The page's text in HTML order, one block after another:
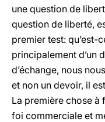
une question de
question de liberté,
premier test: qu’est-
principalement d’un
d’échange, nous
et non un devoir, il
La première chose à
foi commerciale et